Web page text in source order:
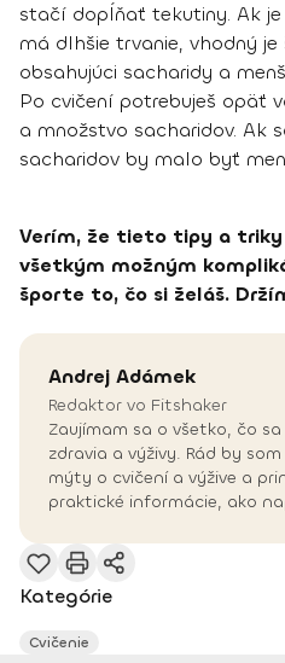
stačí dopĺňať tekutiny. Ak
má dlhšie trvanie, vhodný
obsahujúci sacharidy a
Po cvičení potrebuješ opäť
a množstvo sacharidov. Ak
sacharidov by malo byť
Verím, že tieto tipy a
všetkým možným
športe to, čo si želáš.
Andrej Adámek
Redaktor vo Fitshaker
Zaujímam sa o všetko, čo
zdravia a výživy. Rád by
mýty o cvičení a výžive a
praktické informácie, ako
Kategórie
Cvičenie